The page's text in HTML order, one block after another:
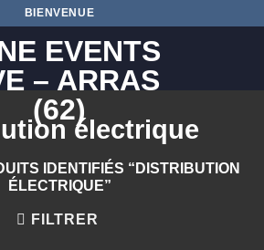
BIENVENUE
électrique
IDENTIFIÉS “DISTRIBUTION
ÉLECTRIQUE”
FILTRER